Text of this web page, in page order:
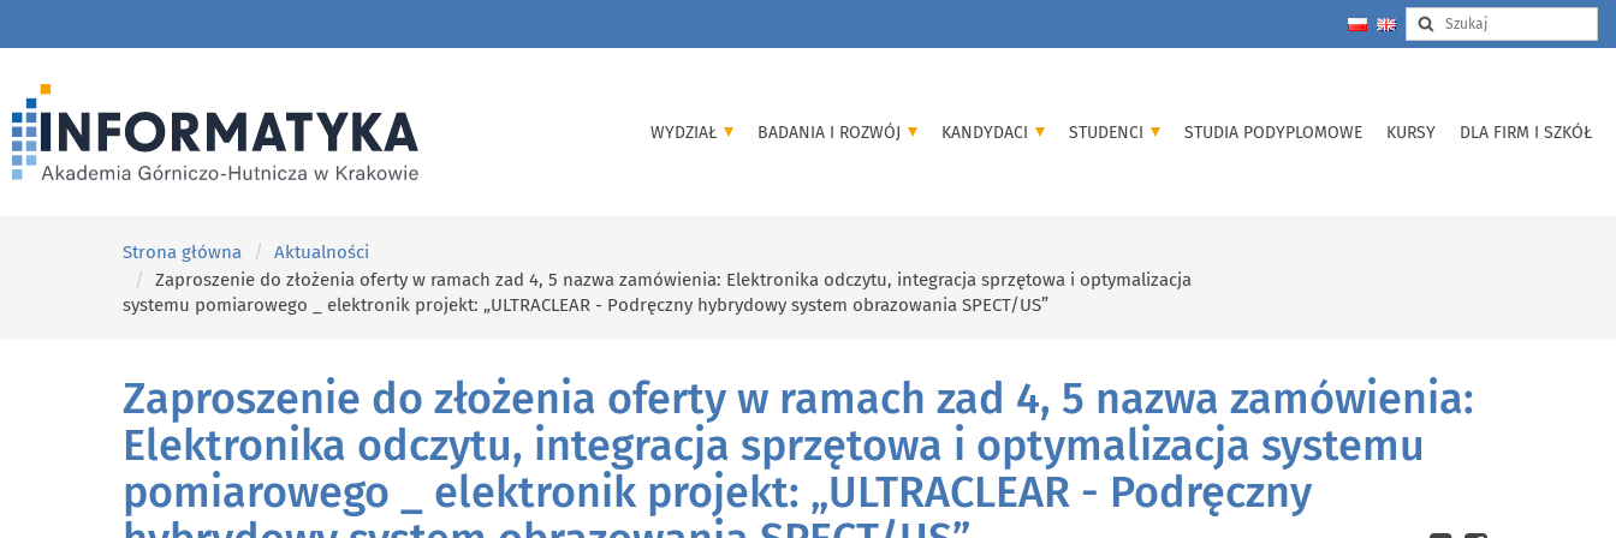
WYDZIAŁ BADANIA I ROZWÓJ KANDYDACI STUDENCI STUDIA PODYPLOMOWE KURSY DLA FIRM I SZKÓŁ
Strona główna
Aktualności
Zaproszenie do złożenia oferty w ramach zad 4, 5 nazwa zamówienia: Elektronika odczytu, integracja sprzętowa i optymalizacja
systemu pomiarowego _ elektronik projekt: „ULTRACLEAR - Podręczny hybrydowy system obrazowania SPECT/US”
Zaproszenie do złożenia oferty w ramach zad 4, 5 nazwa zamówienia:
Elektronika odczytu, integracja sprzętowa i optymalizacja systemu
pomiarowego _ elektronik projekt: „ULTRACLEAR - Podręczny